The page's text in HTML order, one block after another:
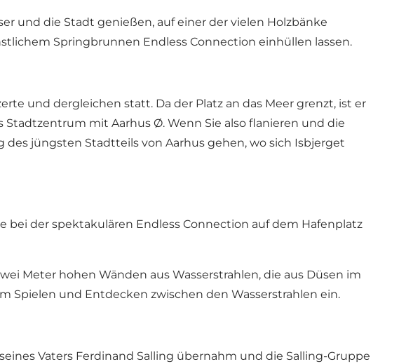
und die Stadt genießen, auf einer der vielen Holzbänke
Springbrunnen Endless Connection einhüllen lassen.
und dergleichen statt. Da der Platz an das Meer grenzt, ist er
mit Aarhus Ø. Wenn Sie also flanieren und die
jüngsten Stadtteils von Aarhus gehen, wo sich Isbjerget
bei der spektakulären Endless Connection auf dem Hafenplatz
Meter hohen Wänden aus Wasserstrahlen, die aus Düsen im
und Entdecken zwischen den Wasserstrahlen ein.
Vaters Ferdinand Salling übernahm und die Salling-Gruppe